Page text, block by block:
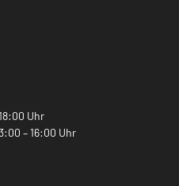
Uhr
– 16:00 Uhr